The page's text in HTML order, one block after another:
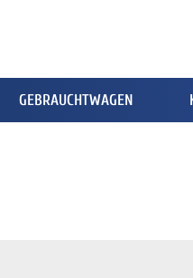
GEBRAUCHTWAGEN